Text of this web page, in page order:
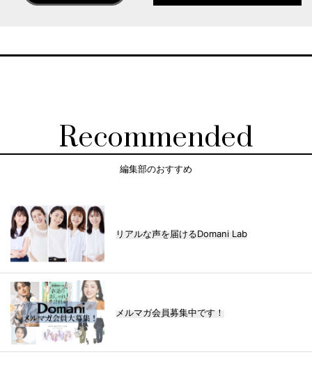
Recommended
編集部のおすすめ
リアルな声を届けるDomani Lab
メルマガ会員募集中です！